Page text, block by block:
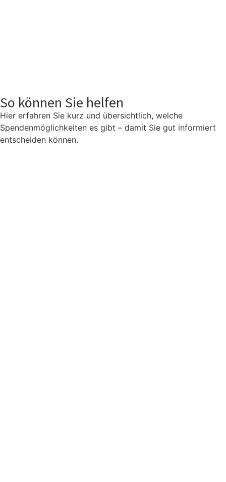
So können Sie helfen
Hier erfahren Sie kurz und übersichtlich, welche
Spendenmöglichkeiten es gibt – damit Sie gut informiert
entscheiden können.